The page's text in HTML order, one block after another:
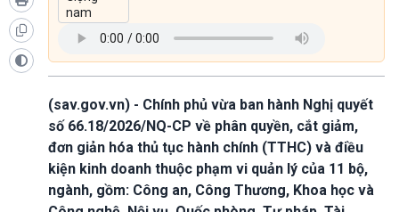
(sav.gov.vn) - Chính phủ vừa ban hành Nghị quyết
số 66.18/2026/NQ-CP về phân quyền, cắt giảm,
đơn giản hóa thủ tục hành chính (TTHC) và điều
kiện kinh doanh thuộc phạm vi quản lý của 11 bộ,
ngành, gồm: Công an, Công Thương, Khoa học và